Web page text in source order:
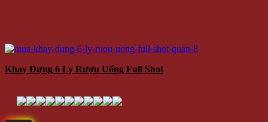
Khay Đựng 6 Ly Rượu Uống Full Shot